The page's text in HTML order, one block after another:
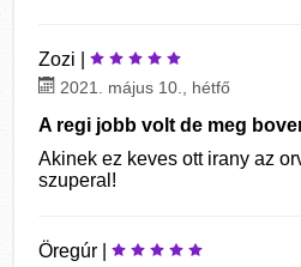
Zozi |
2021. május 10., hétfő
A regi jobb volt de meg
Akinek ez keves ott irany az
szuperal!
Öregúr |